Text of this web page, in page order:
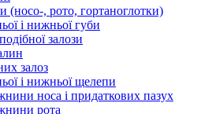
(носо-, рото, гортаноглотки)
і нижньої губи
залози
залоз
і нижньої щелепи
носа і придаткових пазух
рота